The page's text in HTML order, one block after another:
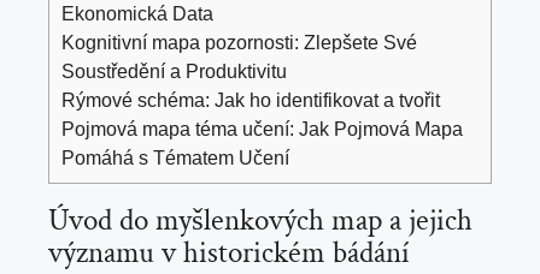
Ekonomická Data
Kognitivní mapa pozornosti: Zlepšete Své
Soustředění a Produktivitu
Rýmové schéma: Jak ho identifikovat a tvořit
Pojmová mapa téma učení: Jak Pojmová Mapa
Pomáhá s Tématem Učení
Úvod do ⁤myšlenkových map a⁤ jejich⁤
významu v historickém bádání